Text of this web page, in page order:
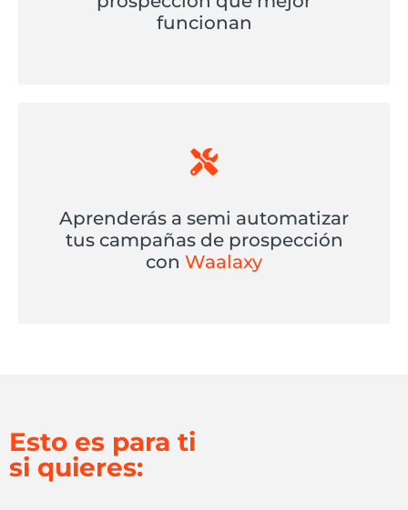
funcionan
Aprenderás a semi automatizar
tus campañas de prospección
con Waalaxy
Esto es para ti
si quieres: